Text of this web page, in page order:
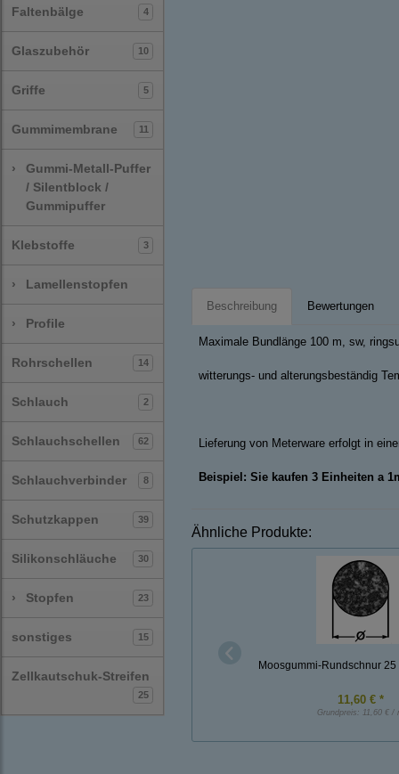
Faltenbälge 4
Glaszubehör 10
Griffe 5
Gummimembrane 11
›
Gummi-Metall-Puffer
/ Silentblock /
Gummipuffer
Klebstoffe 3
› Lamellenstopfen
› Profile
Rohrschellen 14
Schlauch 2
Schlauchschellen 62
Schlauchverbinder 8
Schutzkappen 39
Silikonschläuche 30
› Stopfen 23
sonstiges 15
Zellkautschuk-Streifen
25
Beschreibung Bewertungen
Maximale Bundlänge 100 m, sw,
witterungs- und alterungsbeständig
Lieferung von Meterware erfolgt in
Beispiel: Sie kaufen 3 Einheiten a
Ähnliche Produkte:
Moosgummi-Rundschnur 25
11,60 € *
Grundpreis: 11,60 € /